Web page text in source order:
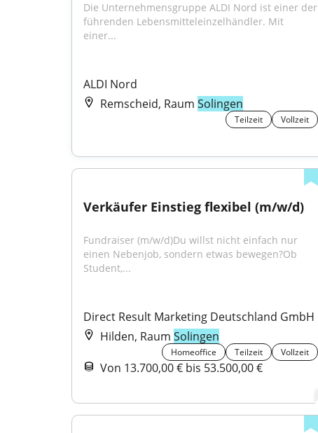
Die Unternehmensgruppe ALDI Nord ist einer der
führenden Lebensmitteleinzelhändler. Mit
einer...
ALDI Nord
Remscheid, Raum Solingen
Teilzeit Vollzeit
Verkäufer Einstieg flexibel (m/w/d)
Fundraiser (m/w/d)Du willst nicht einfach nur
einen Nebenjob, sondern etwas bewegen?Ob
Student,...
Direct Result Marketing Deutschland GmbH
Hilden, Raum Solingen
Homeoffice Teilzeit Vollzeit
Von 13.700,00 € bis 53.500,00 €